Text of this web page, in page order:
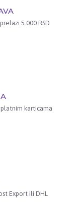
5.000 RSD
karticama
Export ili DHL